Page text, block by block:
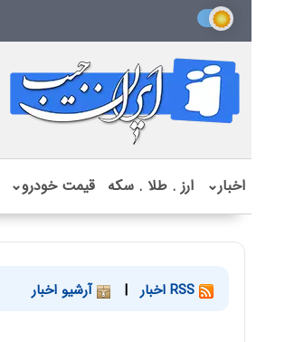
اخبار⌄ ارز . طلا . سکه قیمت خودرو⌄
| آرشیو اخبار